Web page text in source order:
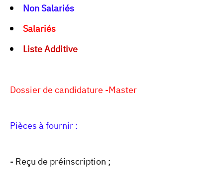
Non Salariés
Salariés
Liste Additive
Dossier de candidature -Master
Pièces à fournir :
- Reçu de préinscription ;